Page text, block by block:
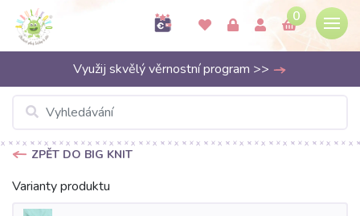
0
Využij skvělý věrnostní program >>
ZPĚT DO BIG KNIT
Varianty produktu